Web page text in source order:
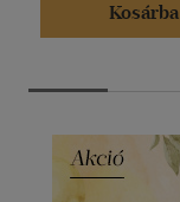
Kosárba